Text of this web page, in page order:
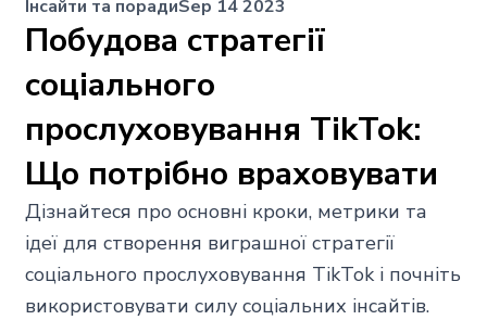
Інсайти та порадиSep 14 2023
Побудова стратегії
соціального
прослуховування TikTok:
Що потрібно враховувати
Дізнайтеся про основні кроки, метрики та
ідеї для створення виграшної стратегії
соціального прослуховування TikTok і почніть
використовувати силу соціальних інсайтів.